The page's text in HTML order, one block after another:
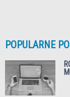
POPULARNE